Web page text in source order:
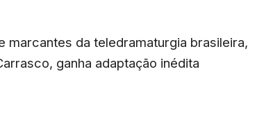
marcantes da teledramaturgia brasileira,
ganha adaptação inédita